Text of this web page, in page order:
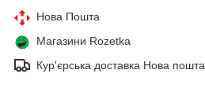
Нова Пошта
Магазини Rozetka
Кур'єрська доставка Нова пошта